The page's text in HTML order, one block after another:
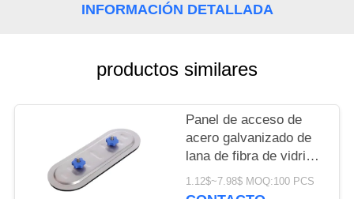
INFORMACIÓN DETALLADA
productos similares
Panel de acceso de
acero galvanizado de
lana de fibra de vidrio
de 25 mm
1.12$~7.98$ MOQ:100 PCS